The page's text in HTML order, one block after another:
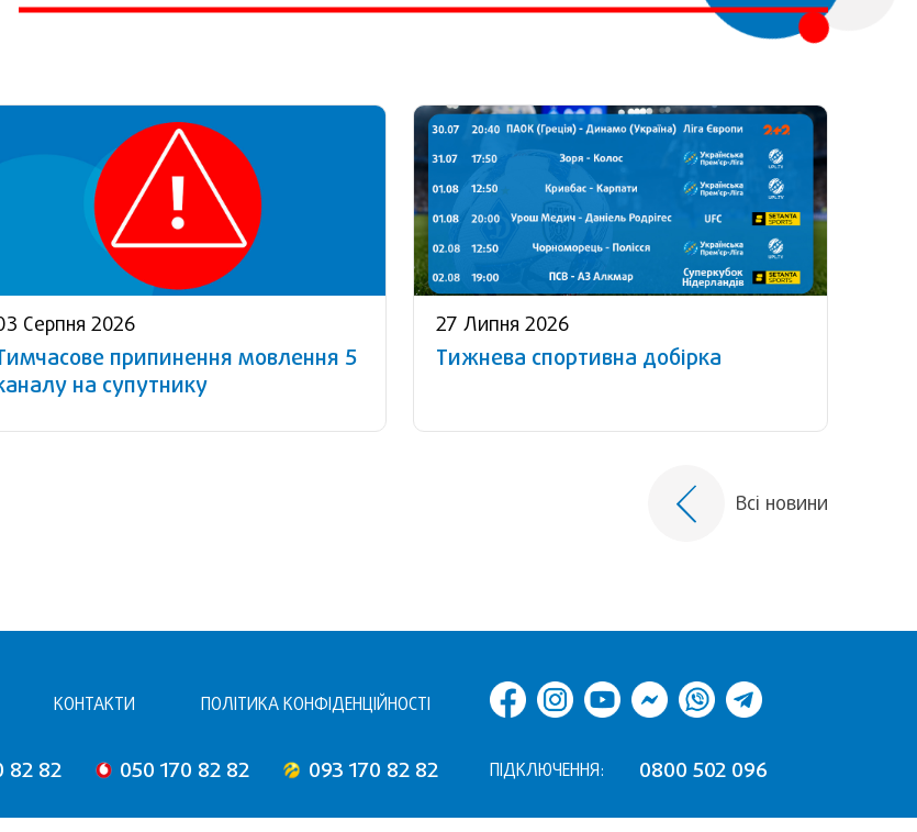
Серпня 2026
припинення мовлення 5
на супутнику
27 Липня 2026
Тижнева спортивна добірка
Всі новини
КОНТАКТИ ПОЛІТИКА КОНФІДЕНЦІЙНОСТІ
82 82 050 170 82 82 093 170 82 82 ПІДКЛЮЧЕННЯ: 0800 502 096